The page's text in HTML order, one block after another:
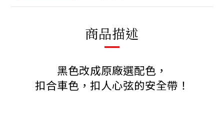
商品描述
黑色改成原廠選配色，
扣合車色，扣人心弦的安全帶！